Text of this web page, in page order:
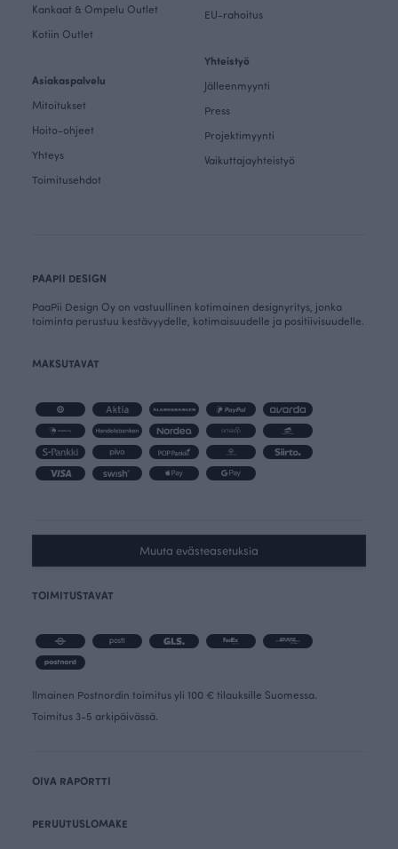
Kankaat & Ompelu Outlet
Kotiin Outlet
Asiakaspalvelu
Mitoitukset
Hoito-ohjeet
Yhteys
Toimitusehdot
EU-rahoitus
Yhteistyö
Jälleenmyynti
Press
Projektimyynti
Vaikuttajayhteistyö
PAAPII DESIGN
PaaPii Design Oy on vastuullinen kotimainen designyritys, jonka
toiminta perustuu kestävyydelle, kotimaisuudelle ja positiivisuudelle.
MAKSUTAVAT
Muuta evästeasetuksia
TOIMITUSTAVAT
Ilmainen Postnordin toimitus yli 100 € tilauksille Suomessa.
Toimitus 3-5 arkipäivässä.
OIVA RAPORTTI
PERUUTUSLOMAKE